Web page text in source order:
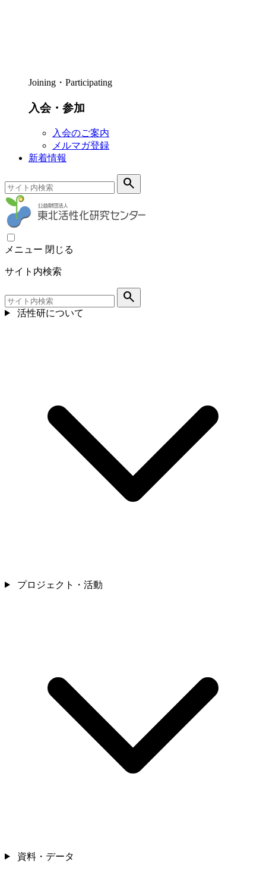
Joining・Participating
入会・参加
入会のご案内
メルマガ登録
新着情報
search
メニュー 閉じる
サイト内検索
search
活性研について
プロジェクト・活動
資料・データ